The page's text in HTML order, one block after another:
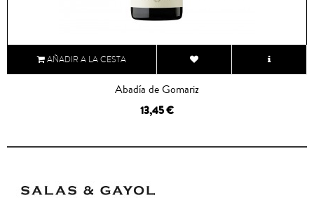
AÑADIR A LA CESTA
Abadía de Gomariz
13,45 €